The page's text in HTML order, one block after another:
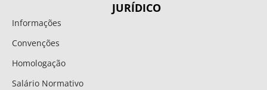
JURÍDICO
Informações
Convenções
Homologação
Salário Normativo